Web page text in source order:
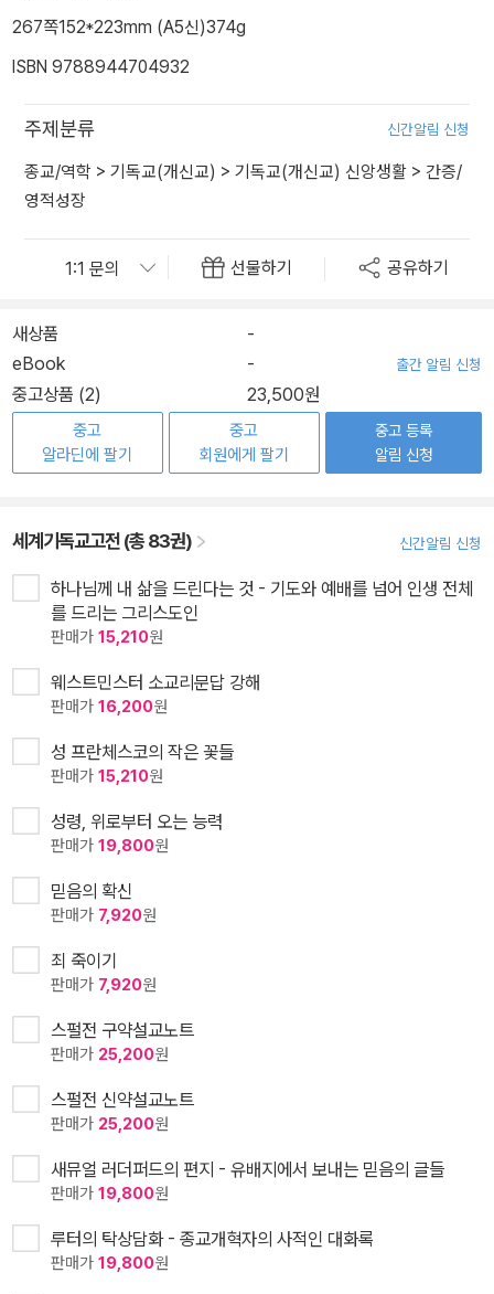
267쪽152*223mm (A5신)374g
ISBN 9788944704932
주제분류 신간알림 신청
종교/역학 > 기독교(개신교) > 기독교(개신교) 신앙생활 > 간증/
영적성장
선물하기 공유하기
새상품
-
eBook
- 출간 알림 신청
중고상품 (2) 23,500원
중고
알라딘에 팔기
중고
회원에게 팔기
중고 등록
알림 신청
세계기독교고전 (총 83권) 신간알림 신청
하나님께 내 삶을 드린다는 것 - 기도와 예배를 넘어 인생 전체
를 드리는 그리스도인
판매가 15,210원
웨스트민스터 소교리문답 강해
판매가 16,200원
성 프란체스코의 작은 꽃들
판매가 15,210원
성령, 위로부터 오는 능력
판매가 19,800원
믿음의 확신
판매가 7,920원
죄 죽이기
판매가 7,920원
스펄전 구약설교노트
판매가 25,200원
스펄전 신약설교노트
판매가 25,200원
새뮤얼 러더퍼드의 편지 - 유배지에서 보내는 믿음의 글들
판매가 19,800원
루터의 탁상담화 - 종교개혁자의 사적인 대화록
판매가 19,800원